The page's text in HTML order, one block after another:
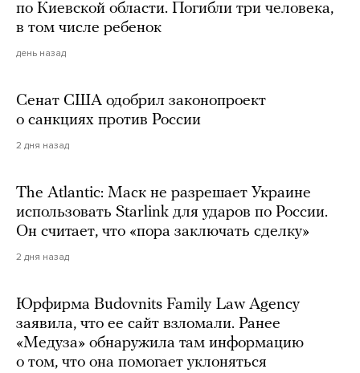
по Киевской области. Погибли три человека,
в том числе ребенок
день назад
Сенат США одобрил законопроект
о санкциях против России
2 дня назад
The Atlantic: Маск не разрешает Украине
использовать Starlink для ударов по России.
Он считает, что «пора заключать сделку»
2 дня назад
Юрфирма Budovnits Family Law Agency
заявила, что ее сайт взломали. Ранее
«Медуза» обнаружила там информацию
о том, что она помогает уклоняться